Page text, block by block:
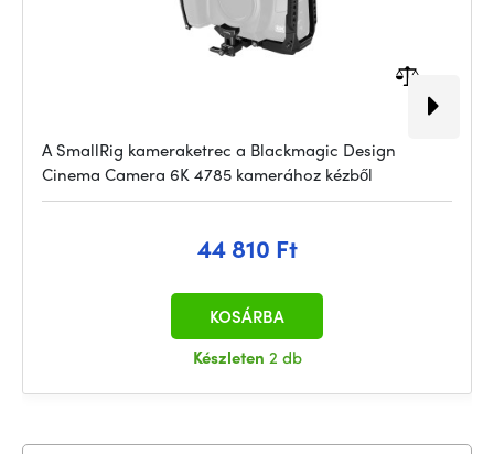
A SmallRig kameraketrec a Blackmagic Design
Cinema Camera 6K 4785 kamerához kézből
44 810 Ft
Készleten 2 db
KOSÁRBA